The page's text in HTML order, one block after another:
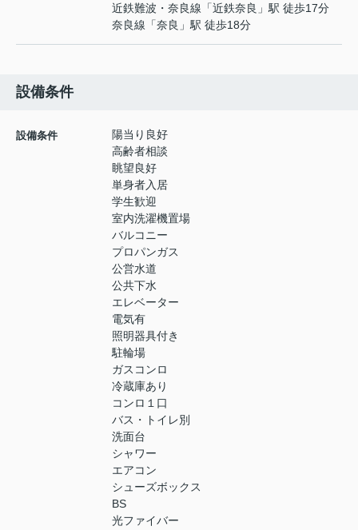
近鉄難波・奈良線 「近鉄奈良 」駅 徒歩17分
奈良線 「奈良 」駅 徒歩18分
設備条件
設備条件
陽当り良好
高齢者相談
眺望良好
単身者入居
学生歓迎
室内洗濯機置場
バルコニー
プロパンガス
公営水道
公共下水
エレベーター
電気有
照明器具付き
駐輪場
ガスコンロ
冷蔵庫あり
コンロ１口
バス・トイレ別
洗面台
シャワー
エアコン
シューズボックス
BS
光ファイバー